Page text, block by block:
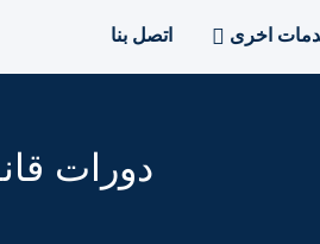
اخرى اتصل بنا
دورات